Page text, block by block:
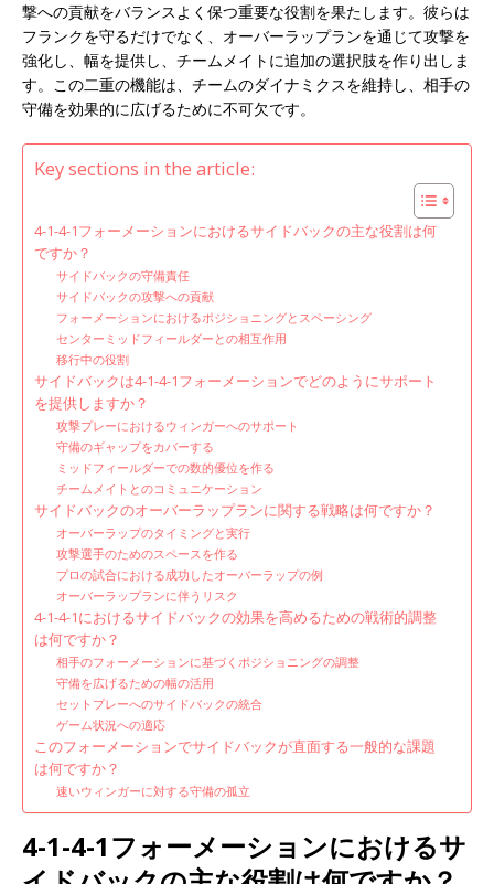
撃への貢献をバランスよく保つ重要な役割を果たします。彼らは
フランクを守るだけでなく、オーバーラップランを通じて攻撃を
強化し、幅を提供し、チームメイトに追加の選択肢を作り出しま
す。この二重の機能は、チームのダイナミクスを維持し、相手の
守備を効果的に広げるために不可欠です。
Key sections in the article:
4-1-4-1フォーメーションにおけるサイドバックの主な役割は何
ですか？
サイドバックの守備責任
サイドバックの攻撃への貢献
フォーメーションにおけるポジショニングとスペーシング
センターミッドフィールダーとの相互作用
移行中の役割
サイドバックは4-1-4-1フォーメーションでどのようにサポート
を提供しますか？
攻撃プレーにおけるウィンガーへのサポート
守備のギャップをカバーする
ミッドフィールダーでの数的優位を作る
チームメイトとのコミュニケーション
サイドバックのオーバーラップランに関する戦略は何ですか？
オーバーラップのタイミングと実行
攻撃選手のためのスペースを作る
プロの試合における成功したオーバーラップの例
オーバーラップランに伴うリスク
4-1-4-1におけるサイドバックの効果を高めるための戦術的調整
は何ですか？
相手のフォーメーションに基づくポジショニングの調整
守備を広げるための幅の活用
セットプレーへのサイドバックの統合
ゲーム状況への適応
このフォーメーションでサイドバックが直面する一般的な課題
は何ですか？
速いウィンガーに対する守備の孤立
4-1-4-1フォーメーションにおけるサ